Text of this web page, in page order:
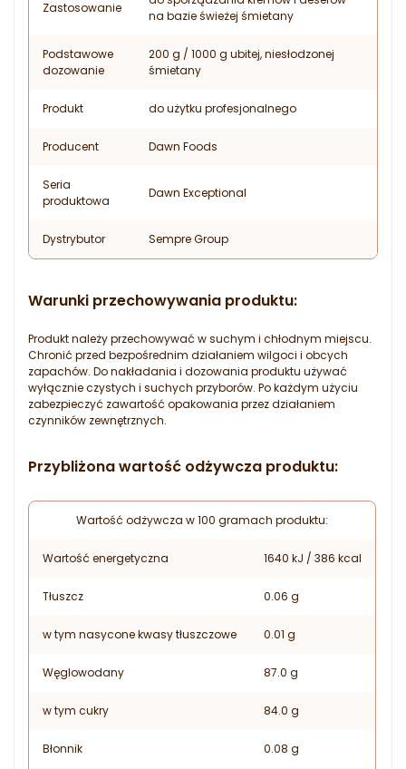
Zastosowanie
na bazie świeżej śmietany
Podstawowe
dozowanie
200 g / 1000 g ubitej, niesłodzonej
śmietany
Produkt do użytku profesjonalnego
Producent Dawn Foods
Seria
produktowa
Dawn Exceptional
Dystrybutor Sempre Group
Warunki przechowywania produktu:
Produkt należy przechowywać w suchym i chłodnym miejscu.
Chronić przed bezpośrednim działaniem wilgoci i obcych
zapachów. Do nakładania i dozowania produktu używać
wyłącznie czystych i suchych przyborów. Po każdym użyciu
zabezpieczyć zawartość opakowania przez działaniem
czynników zewnętrznych.
Przybliżona wartość odżywcza produktu:
Wartość odżywcza w 100 gramach produktu:
Wartość energetyczna 1640 kJ / 386 kcal
Tłuszcz 0.06 g
w tym nasycone kwasy tłuszczowe 0.01 g
Węglowodany 87.0 g
w tym cukry 84.0 g
Błonnik 0.08 g